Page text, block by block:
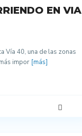
EN VIA
Vía 40, una de las zonas
impor [más]